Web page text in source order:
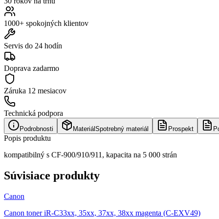
1000+ spokojných klientov
Servis do 24 hodín
Doprava zadarmo
Záruka 12 mesiacov
Technická podpora
Podrobnosti Materiál Spotrebný materiál Prospekt
Popis produktu
kompatibilný s CF-900/910/911, kapacita na 5 000 strán
Súvisiace produkty
Canon
Canon toner iR-C33xx, 35xx, 37xx, 38xx magenta (C-EXV49)